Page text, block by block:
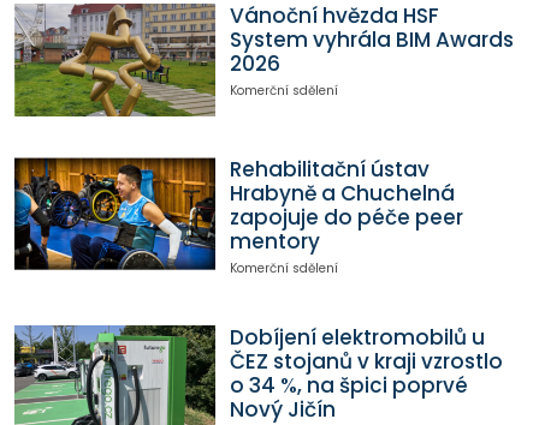
Vánoční hvězda HSF
System vyhrála BIM Awards
2026
Komerční sdělení
Rehabilitační ústav
Hrabyně a Chuchelná
zapojuje do péče peer
mentory
Komerční sdělení
Dobíjení elektromobilů u
ČEZ stojanů v kraji vzrostlo
o 34 %, na špici poprvé
Nový Jičín